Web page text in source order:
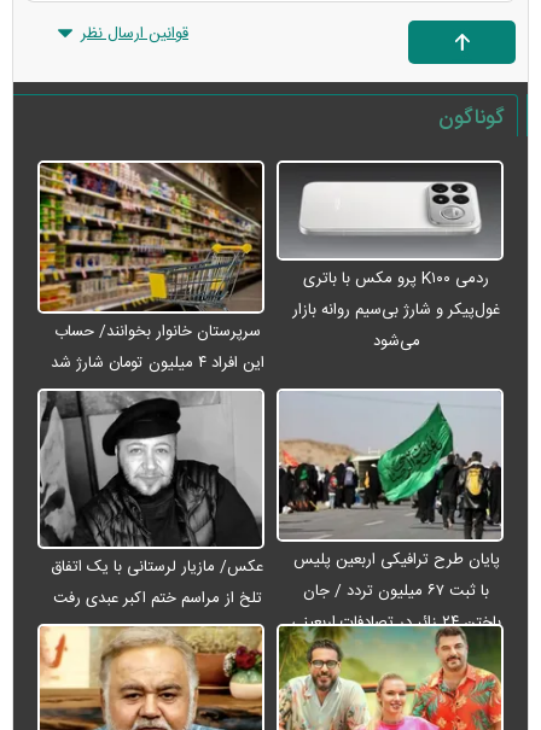
قوانین ارسال نظر
گوناگون
ردمی K۱۰۰ پرو مکس با باتری
غول‌پیکر و شارژ بی‌سیم روانه بازار
می‌شود
سرپرستان خانوار بخوانند/ حساب
این افراد ۴ میلیون تومان شارژ شد
پایان طرح ترافیکی اربعین پلیس
با ثبت ۶۷ میلیون تردد / جان
باختن ۲۴ زائر در تصادفات اربعینی
عکس/ مازیار لرستانی با یک اتفاق
تلخ از مراسم ختم اکبر عبدی رفت